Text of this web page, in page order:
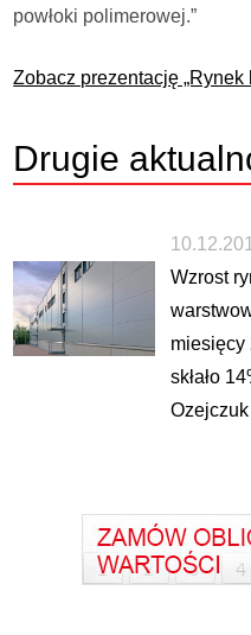
powłoki polimerowej.”
Zobacz prezentację „Rynek
Drugie
Wzrost
miesięcy
skłało
Ozejczuk